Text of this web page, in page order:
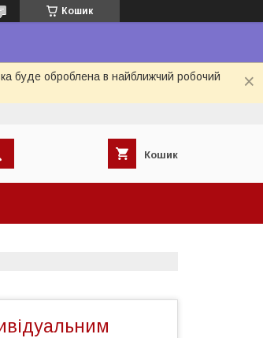
Кошик
буде оброблена в найближчий робочий
Кошик